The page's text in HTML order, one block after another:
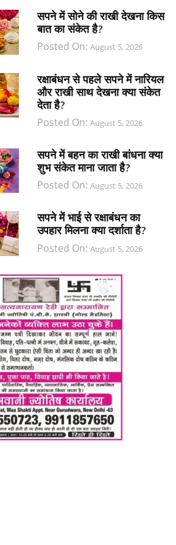
सपने में सोने की राखी देखना किस
बात का संकेत है?
Posted On:August 5, 2026
रक्षाबंधन से पहले सपने में नारियल
और राखी साथ देखना क्या संकेत
देता है?
Posted On:August 5, 2026
सपने में बहन का राखी बांधना क्या
शुभ संकेत माना जाता है?
Posted On:August 5, 2026
सपने में भाई से रक्षाबंधन का
उपहार मिलना क्या दर्शाता है?
Posted On:August 5, 2026